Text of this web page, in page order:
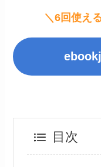
＼6回使え
目次